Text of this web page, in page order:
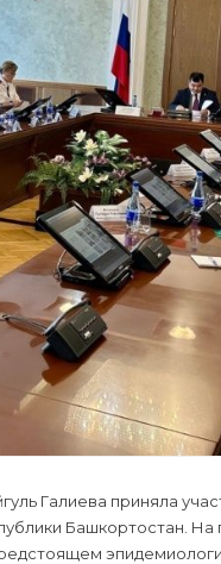
Галиева приняла
Башкортостан. На